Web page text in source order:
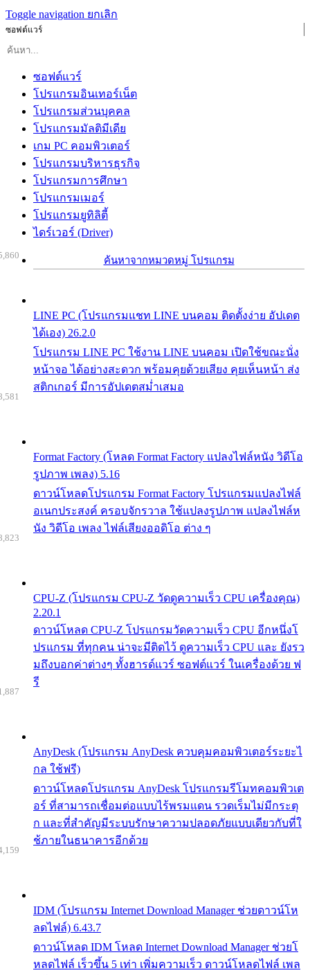
Toggle navigation ยกเลิก
ซอฟต์แวร์
ซอฟต์แวร์
โปรแกรมอินเทอร์เน็ต
โปรแกรมส่วนบุคคล
โปรแกรมมัลติมีเดีย
เกม PC คอมพิวเตอร์
โปรแกรมบริหารธุรกิจ
โปรแกรมการศึกษา
โปรแกรมเมอร์
โปรแกรมยูทิลิตี้
ไดร์เวอร์ (Driver)
ค้นหาจากหมวดหมู่ โปรแกรม
LINE PC (โปรแกรมแชท LINE บนคอม ติดตั้งง่าย อัปเดต
ได้เอง) 26.2.0
โปรแกรม LINE PC ใช้งาน LINE บนคอม เปิดใช้ขณะนั่ง
หน้าจอ ได้อย่างสะดวก พร้อมคุยด้วยเสียง คุยเห็นหน้า ส่ง
สติกเกอร์ มีการอัปเดตสม่ำเสมอ
Format Factory (โหลด Format Factory แปลงไฟล์หนัง วิดีโอ
รูปภาพ เพลง) 5.16
ดาวน์โหลดโปรแกรม Format Factory โปรแกรมแปลงไฟล์
อเนกประสงค์ ครอบจักรวาล ใช้แปลงรูปภาพ แปลงไฟล์ห
นัง วิดีโอ เพลง ไฟล์เสียงออดิโอ ต่าง ๆ
CPU-Z (โปรแกรม CPU-Z วัดดูความเร็ว CPU เครื่องคุณ)
2.20.1
ดาวน์โหลด CPU-Z โปรแกรมวัดความเร็ว CPU อีกหนึ่งโ
ปรแกรม ที่ทุกคน น่าจะมีติดไว้ ดูความเร็ว CPU และ ยังรว
มถึงบอกค่าต่างๆ ทั้งฮารด์แวร์ ซอฟต์แวร์ ในเครื่องด้วย ฟ
รี
AnyDesk (โปรแกรม AnyDesk ควบคุมคอมพิวเตอร์ระยะไ
กล ใช้ฟรี)
ดาวน์โหลดโปรแกรม AnyDesk โปรแกรมรีโมทคอมพิวเต
อร์ ที่สามารถเชื่อมต่อแบบไร้พรมแดน รวดเร็มไม่มีกระตุ
ก และที่สำคัญมีระบบรักษาความปลอดภัยแบบเดียวกับที่ใ
ช้ภายในธนาคารอีกด้วย
IDM (โปรแกรม Internet Download Manager ช่วยดาวน์โห
ลดไฟล์) 6.43.7
ดาวน์โหลด IDM โหลด Internet Download Manager ช่วยโ
หลดไฟล์ เร็วขึ้น 5 เท่า เพิ่มความเร็ว ดาวน์โหลดไฟล์ เพล